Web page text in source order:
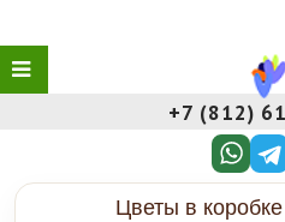
+7 (812)
Цветы в